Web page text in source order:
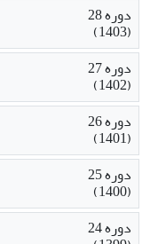
دوره 28
(1403)
دوره 27
(1402)
دوره 26
(1401)
دوره 25
(1400)
دوره 24